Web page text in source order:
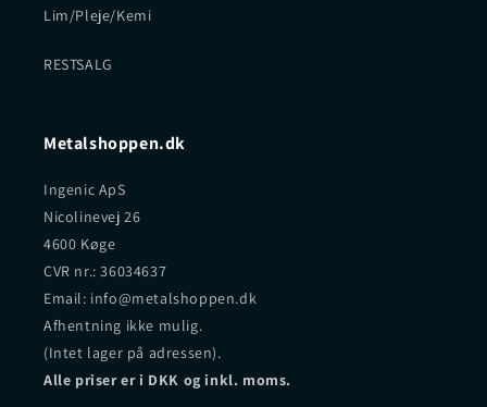
Lim/Pleje/Kemi
RESTSALG
Metalshoppen.dk
Ingenic ApS
Nicolinevej 26
4600 Køge
CVR nr.: 36034637
Email: info@metalshoppen.dk
Afhentning ikke mulig.
(Intet lager på adressen).
Alle priser er i DKK og inkl. moms.